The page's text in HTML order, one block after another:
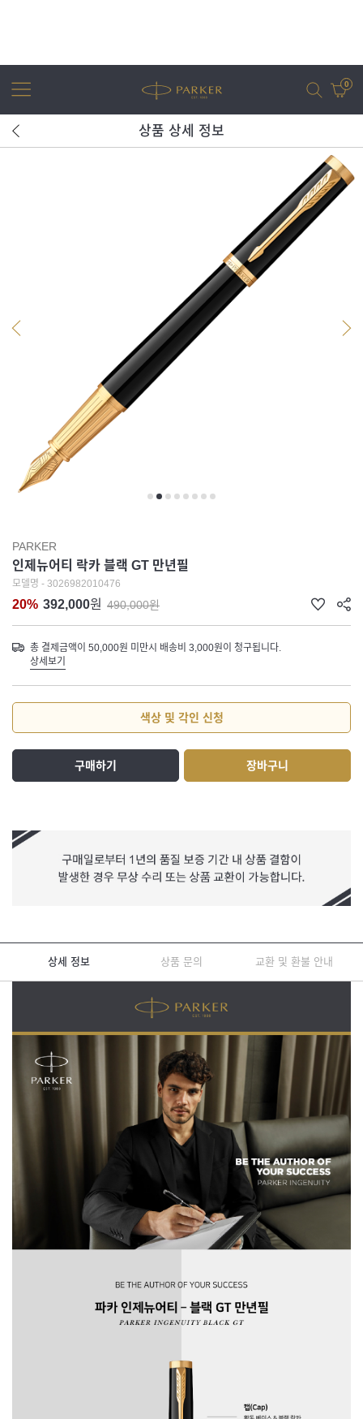
0
조터
상품 상세 정보
PARKER
인제뉴어티 락카 블랙 GT 만년필
모델명 - 3026982010476
20% 392,000원 490,000원
총 결제금액이 50,000원 미만시 배송비 3,000원이 청구됩니다.
상세보기
색상 및 각인 신청
구매하기 장바구니
상세 정보 상품 문의 교환 및 환불 안내